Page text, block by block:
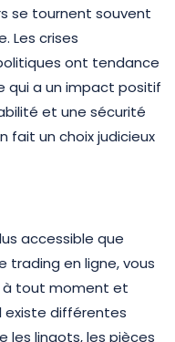
se tournent souvent
Les crises
ont tendance
qui a un impact positif
et une sécurité
fait un choix judicieux
accessible que
trading en ligne, vous
à tout moment et
existe différentes
les lingots, les pièces